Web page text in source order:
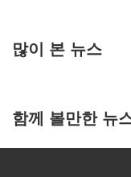
많이 본 뉴스
함께 볼만한 뉴